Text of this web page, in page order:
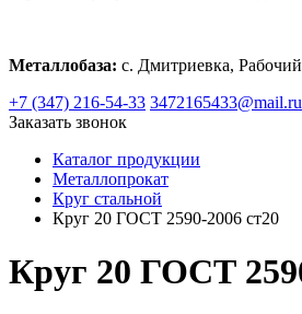
Металлобаза: с. Дмитриевка, Рабочий
+7 (347) 216-54-33 3472165433@mail.ru
Заказать звонок
Каталог продукции
Металлопрокат
Круг стальной
Круг 20 ГОСТ 2590-2006 ст20
Круг 20 ГОСТ